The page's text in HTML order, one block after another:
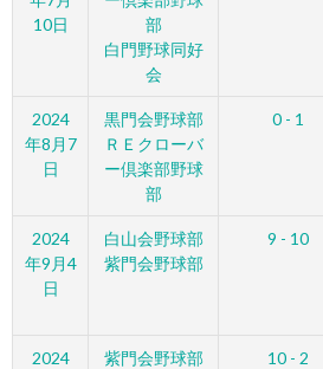
10日
部
白門野球同好
会
2024
年8月7
日
黒門会野球部
ＲＥクローバ
ー倶楽部野球
部
0 - 1
2024
年9月4
日
白山会野球部
紫門会野球部
9 - 10
2024
紫門会野球部
10 - 2